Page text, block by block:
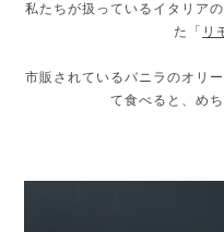
私たちが扱っているイタリア
た「 リ
市販されているバニラのオリ
て食べると、め